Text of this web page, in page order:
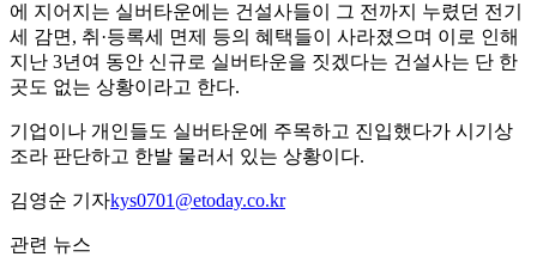
에 지어지는 실버타운에는 건설사들이 그 전까지 누렸던 전기
세 감면, 취·등록세 면제 등의 혜택들이 사라졌으며 이로 인해
지난 3년여 동안 신규로 실버타운을 짓겠다는 건설사는 단 한
곳도 없는 상황이라고 한다.
기업이나 개인들도 실버타운에 주목하고 진입했다가 시기상
조라 판단하고 한발 물러서 있는 상황이다.
김영순 기자kys0701@etoday.co.kr
관련 뉴스